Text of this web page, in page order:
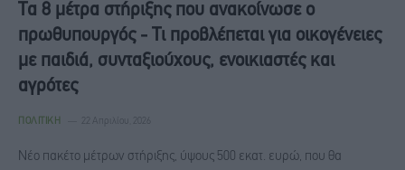
Τα 8 μέτρα στήριξης που ανακοίνωσε ο
πρωθυπουργός - Τι προβλέπεται για οικογένειες
με παιδιά, συνταξιούχους, ενοικιαστές και
αγρότες
ΠΟΛΙΤΙΚΉ 22 Απριλίου, 2026
Νέο πακέτο μέτρων στήριξης, ύψους 500 εκατ. ευρώ, που θα